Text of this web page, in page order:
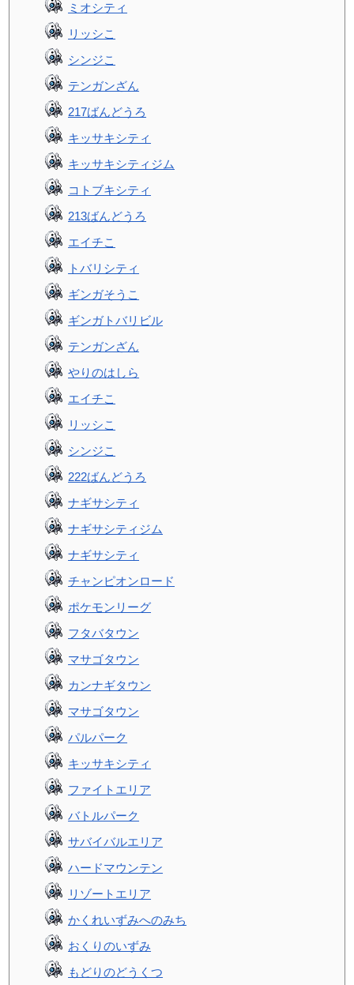
ミオシティ
リッシこ
シンジこ
テンガンざん
217ばんどうろ
キッサキシティ
キッサキシティジム
コトブキシティ
213ばんどうろ
エイチこ
トバリシティ
ギンガそうこ
ギンガトバリビル
テンガンざん
やりのはしら
エイチこ
リッシこ
シンジこ
222ばんどうろ
ナギサシティ
ナギサシティジム
ナギサシティ
チャンピオンロード
ポケモンリーグ
フタバタウン
マサゴタウン
カンナギタウン
マサゴタウン
パルパーク
キッサキシティ
ファイトエリア
バトルパーク
サバイバルエリア
ハードマウンテン
リゾートエリア
かくれいずみへのみち
おくりのいずみ
もどりのどうくつ